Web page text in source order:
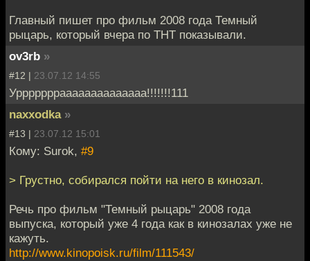
Главный пишет про фильм 2008 года Темный
рыцарь, который вчера по ТНТ показывали.
ov3rb »
#12 | 23.07.12 14:55
Уррррррраааааааааааааа!!!!!!!111
naxxodka »
#13 | 23.07.12 15:01
Кому: Surok, #9
> Грустно, собирался пойти на него в кинозал.
Речь про фильм "Темный рыцарь" 2008 года
выпуска, который уже 4 года как в кинозалах уже не
кажуть.
http://www.kinopoisk.ru/film/111543/